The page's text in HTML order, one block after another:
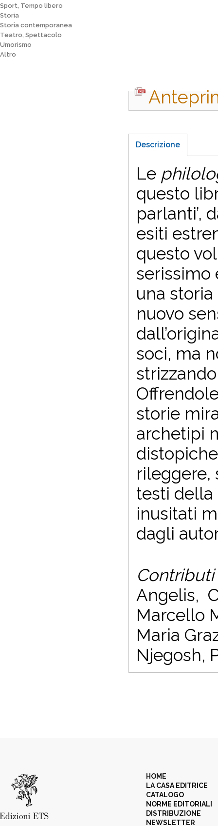
Sport, Tempo libero
Storia
Storia contemporanea
Teatro, Spettacolo
Umorismo
Altro
Descrizione
Le
questo
parlanti’,
esiti
questo
serissimo
una
nuovo
soci, ma
storie
archetipi
rileggere,
testi della
inusitati
dagli
Angelis,
Marcello
Maria
Njegosh,
HOME
LA CASA EDITRICE
CATALOGO
NORME EDITORIALI
DISTRIBUZIONE
NEWSLETTER